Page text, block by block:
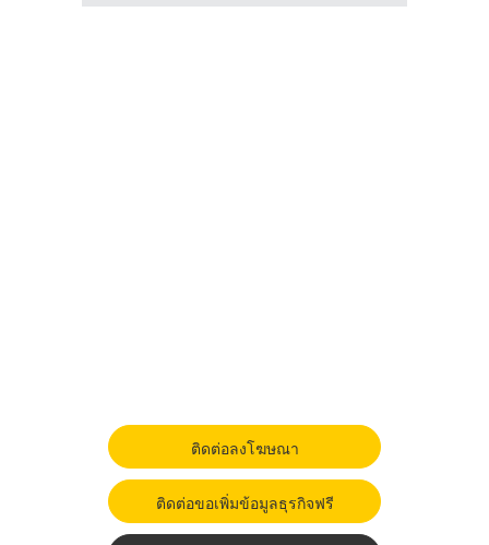
ติดต่อลงโฆษณา
ติดต่อขอเพิ่มข้อมูลธุรกิจฟรี